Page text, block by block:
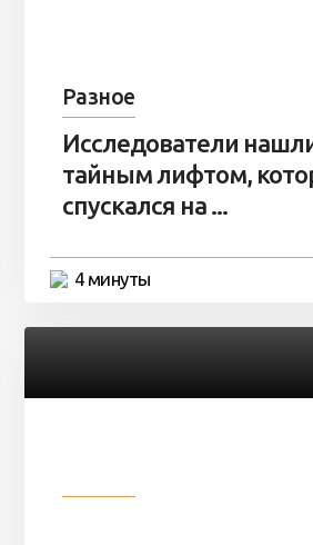
Разное
Исследователи
тайным лифтом,
спускался на ...
4 минуты